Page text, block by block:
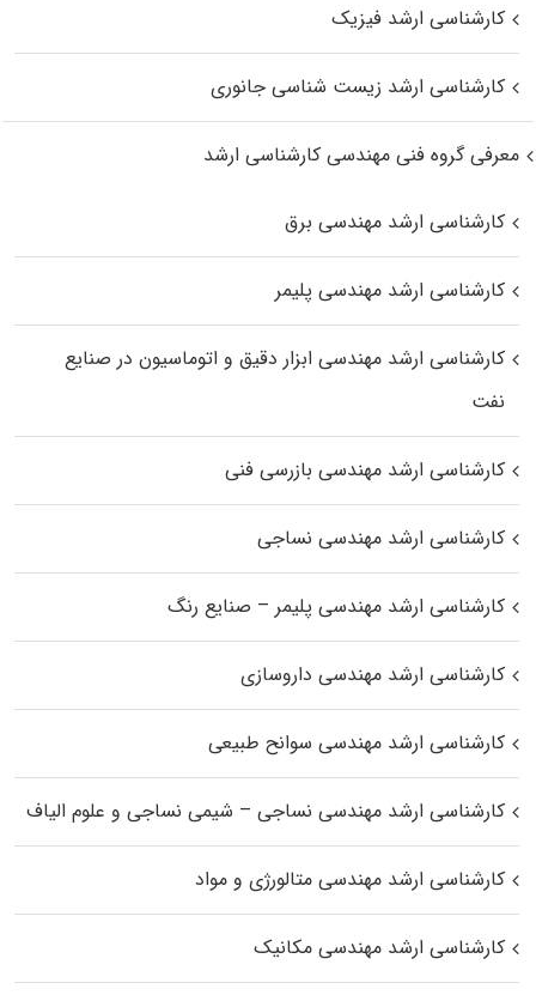
کارشناسی ارشد فیزیک
کارشناسی ارشد زیست‌ شناسی جانوری
معرفی گروه فنی مهندسی کارشناسی ارشد
کارشناسی ارشد مهندسی برق
کارشناسی ارشد مهندسی پلیمر
کارشناسی ارشد مهندسی ابزار دقیق و اتوماسیون در صنایع
نفت
کارشناسی ارشد مهندسی بازرسی فنی
کارشناسی ارشد مهندسی نساجی
کارشناسی ارشد مهندسی پلیمر – صنایع رنگ
کارشناسی ارشد مهندسی داروسازی
کارشناسی ارشد مهندسی سوانح طبیعی
کارشناسی ارشد مهندسی نساجی – شیمی نساجی و علوم الیاف
کارشناسی ارشد مهندسی متالورژی و مواد
کارشناسی ارشد مهندسی مکانیک